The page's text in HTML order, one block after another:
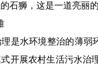
石狮，这是一道亮丽
水环境整治的薄弱
开展农村生活污水治